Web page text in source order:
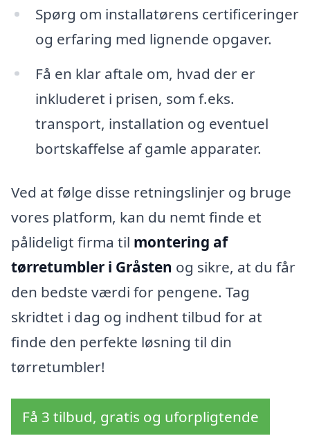
Spørg om installatørens certificeringer
og erfaring med lignende opgaver.
Få en klar aftale om, hvad der er
inkluderet i prisen, som f.eks.
transport, installation og eventuel
bortskaffelse af gamle apparater.
Ved at følge disse retningslinjer og bruge
vores platform, kan du nemt finde et
pålideligt firma til montering af
tørretumbler i Gråsten og sikre, at du får
den bedste værdi for pengene. Tag
skridtet i dag og indhent tilbud for at
finde den perfekte løsning til din
tørretumbler!
Få 3 tilbud, gratis og uforpligtende